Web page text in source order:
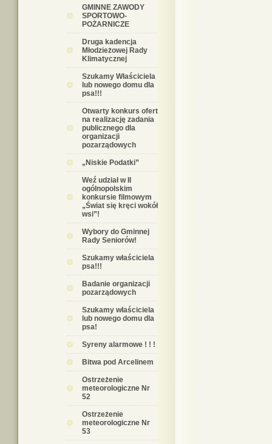
GMINNE ZAWODY
SPORTOWO-
POŻARNICZE
Druga kadencja
Młodzieżowej Rady
Klimatycznej
Szukamy Właściciela
lub nowego domu dla
psa!!!
Otwarty konkurs ofert
na realizację zadania
publicznego dla
organizacji
pozarządowych
„Niskie Podatki”
Weź udział w II
ogólnopolskim
konkursie filmowym
„Świat się kręci wokół
wsi”!
Wybory do Gminnej
Rady Seniorów!
Szukamy właściciela
psa!!!
Badanie organizacji
pozarządowych
Szukamy właściciela
lub nowego domu dla
psa!
Syreny alarmowe ! ! !
Bitwa pod Arcelinem
Ostrzeżenie
meteorologiczne Nr
52
Ostrzeżenie
meteorologiczne Nr
53